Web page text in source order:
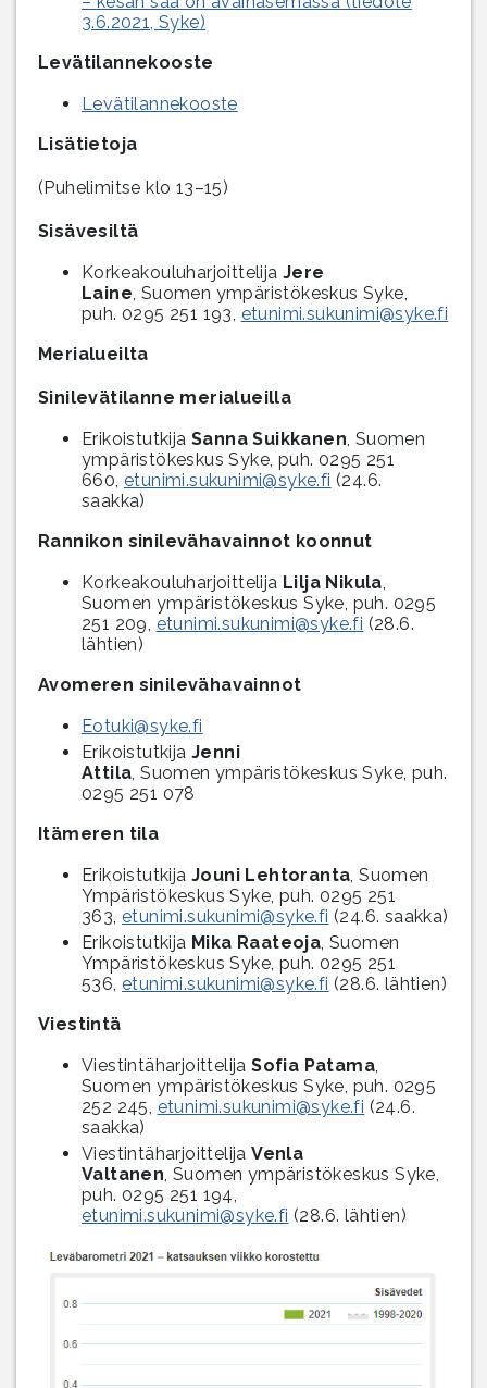
3.6.2021, Syke)
Levätilannekooste
Levätilannekooste
Lisätietoja
(Puhelimitse klo 13–15)
Sisävesiltä
Korkeakouluharjoittelija Jere
Laine, Suomen ympäristökeskus Syke,
puh. 0295 251 193, etunimi.sukunimi@syke.fi
Merialueilta
Sinilevätilanne merialueilla
Erikoistutkija Sanna Suikkanen, Suomen
ympäristökeskus Syke, puh. 0295 251
660, etunimi.sukunimi@syke.fi (24.6.
saakka)
Rannikon sinilevähavainnot koonnut
Korkeakouluharjoittelija Lilja Nikula,
Suomen ympäristökeskus Syke, puh. 0295
251 209, etunimi.sukunimi@syke.fi (28.6.
lähtien)
Avomeren sinilevähavainnot
Eotuki@syke.fi
Erikoistutkija Jenni
Attila, Suomen ympäristökeskus Syke, puh.
0295 251 078
Itämeren tila
Erikoistutkija Jouni Lehtoranta, Suomen
Ympäristökeskus Syke, puh. 0295 251
363, etunimi.sukunimi@syke.fi (24.6. saakka)
Erikoistutkija Mika Raateoja, Suomen
Ympäristökeskus Syke, puh. 0295 251
536, etunimi.sukunimi@syke.fi (28.6. lähtien)
Viestintä
Viestintäharjoittelija Sofia Patama,
Suomen ympäristökeskus Syke, puh. 0295
252 245, etunimi.sukunimi@syke.fi (24.6.
saakka)
ViestintäharjoittelijaVenla
Valtanen, Suomen ympäristökeskus Syke,
puh. 0295 251 194,
etunimi.sukunimi@syke.fi (28.6. lähtien)